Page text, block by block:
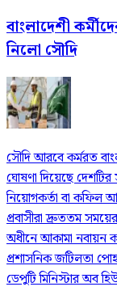
বাংলাদেশী
নিলো সৌদি
সৌদি আরবে কর্মরত
ঘোষণা দিয়েছে
নিয়োগকর্তা বা কফিল
প্রবাসীরা দ্রুততম
অধীনে আকামা নবায়ন
প্রশাসনিক জটিলতা
ডেপুটি মিনিস্টার অব